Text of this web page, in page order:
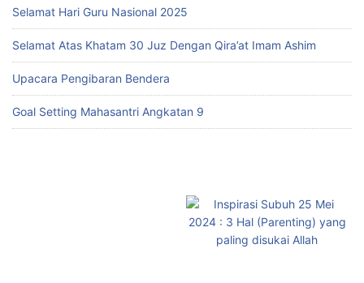
Selamat Hari Guru Nasional 2025
Selamat Atas Khatam 30 Juz Dengan Qira’at Imam Ashim
Upacara Pengibaran Bendera
Goal Setting Mahasantri Angkatan 9